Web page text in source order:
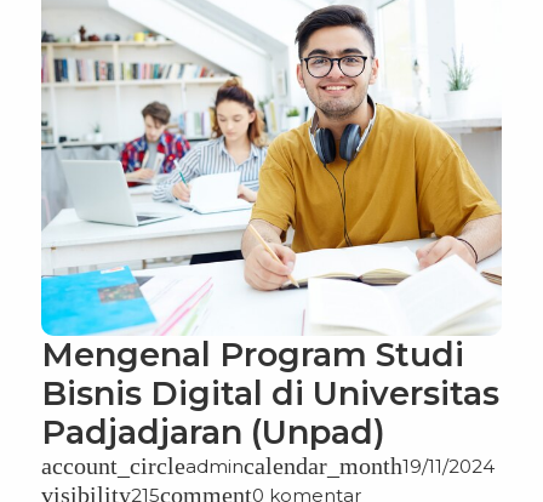
Mengenal Program Studi
Bisnis Digital di Universitas
Padjadjaran (Unpad)
account_circleadmincalendar_month19/11/2024
visibility215comment0 komentar